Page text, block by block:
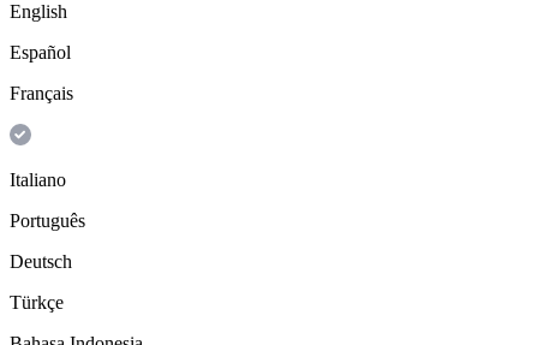
English
Español
Français
Italiano
Português
Deutsch
Türkçe